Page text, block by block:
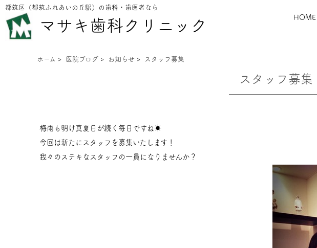
都筑区（都筑ふれあいの丘駅）の歯科・歯医者なら
マサキ歯科クリニック HOME
ホーム > 医院ブログ > お知らせ > スタッフ募集
スタッフ募集
梅雨も明け真夏日が続く毎日ですね☀
今回は新たにスタッフを募集いたします！
我々のステキなスタッフの一員になりませんか？